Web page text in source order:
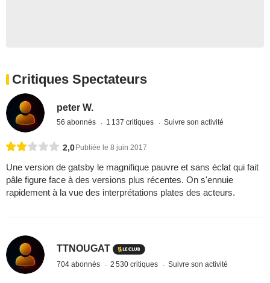
Critiques Spectateurs
peter W.
56 abonnés 1 137 critiques Suivre son activité
2,0Publiée le 8 juin 2017
Une version de gatsby le magnifique pauvre et sans éclat qui fait
pâle figure face à des versions plus récentes. On s'ennuie
rapidement à la vue des interprétations plates des acteurs.
TTNOUGAT
704 abonnés 2 530 critiques Suivre son activité